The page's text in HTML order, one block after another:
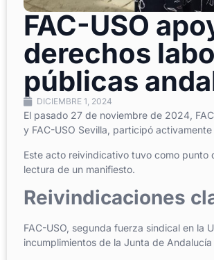
FAC-USO
derechos
públicas
DICIEMBRE 1, 2024
El pasado 27 de noviembre de 2024,
y FAC-USO Sevilla, participó
Este acto reivindicativo tuvo como punto
lectura de un manifiesto.
Reivindicaciones
FAC-USO, segunda fuerza sindical en la
incumplimientos de la Junta de